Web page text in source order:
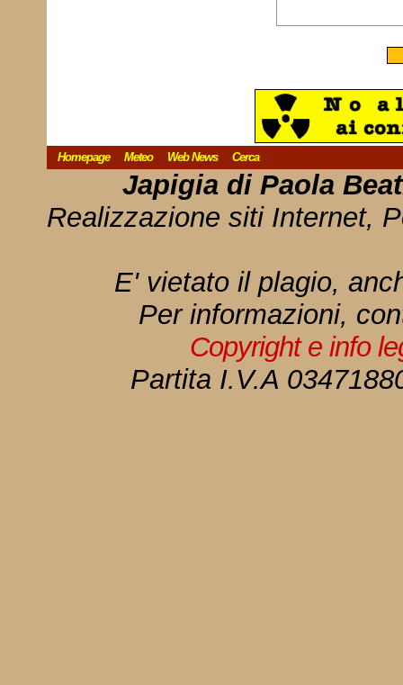
Homepage Meteo Web News Cerca
Japigia di Paola
Realizzazione siti Internet,
E' vietato il plagio,
Per informazioni,
Copyright e info
Partita I.V.A